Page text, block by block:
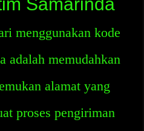
menggunakan kode
adalah memudahkan
alamat yang
proses pengiriman